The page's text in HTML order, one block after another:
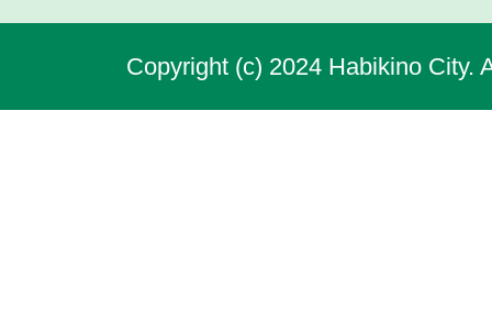
Copyright (c) 2024 Habikino City.